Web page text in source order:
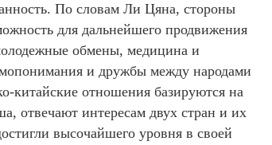
По словам Ли Цяна, стороны
для дальнейшего продвижения
обмены, медицина и
и дружбы между народами
китайские отношения базируются на
отвечают интересам двух стран и их
высочайшего уровня в своей